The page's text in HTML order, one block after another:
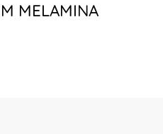
MELAMINA